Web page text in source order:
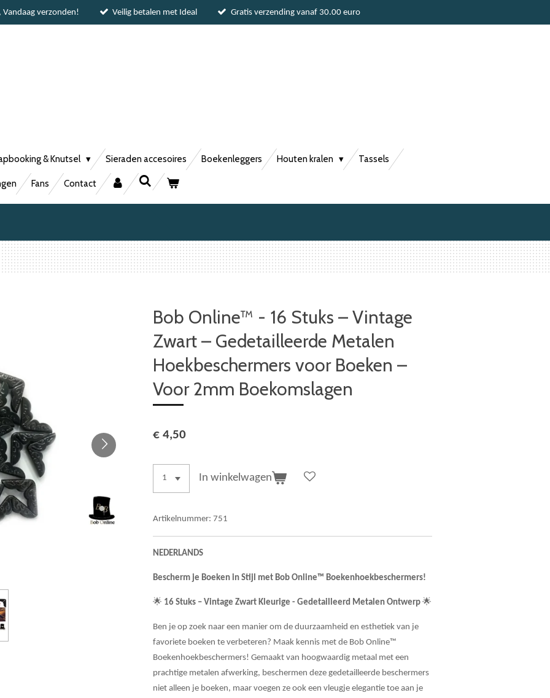
verzonden! Veilig betalen met Ideal Gratis verzending vanaf 30.00 euro
& Knutsel Sieraden accesoires Boekenleggers Houten kralen Tassels
Fans Contact
Bob Online™ - 16 Stuks – Vintage
Zwart – Gedetailleerde Metalen
Hoekbeschermers voor Boeken –
Voor 2mm Boekomslagen
€ 4,50
In winkelwagen
Artikelnummer: 751
NEDERLANDS
Bescherm je Boeken in Stijl met Bob Online™ Boekenhoekbeschermers!
🌟 16 Stuks – Vintage Zwart Kleurige - Gedetailleerd Metalen Ontwerp 🌟
Ben je op zoek naar een manier om de duurzaamheid en esthetiek van je
favoriete boeken te verbeteren? Maak kennis met de Bob Online™
Boekenhoekbeschermers! Gemaakt van hoogwaardig metaal met een
prachtige metalen afwerking, beschermen deze gedetailleerde beschermers
niet alleen je boeken, maar voegen ze ook een vleugje elegantie toe aan je